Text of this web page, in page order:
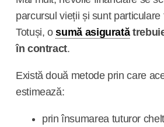
parcursul vieții și sunt
Totuși, o sumă asigurată
în contract.
Există două metode prin care
estimează:
prin însumarea tuturor